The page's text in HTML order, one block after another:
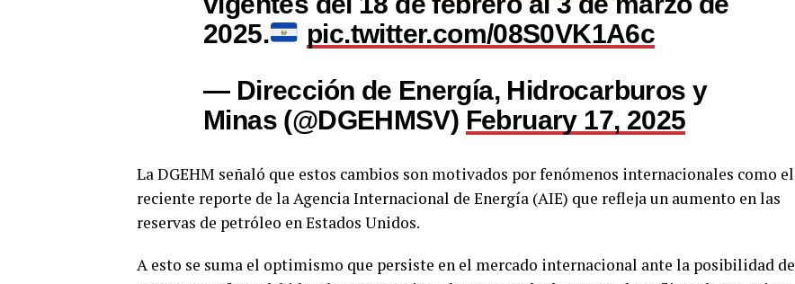
2025.
pic.twitter.com/08S0VK1A6c
— Dirección de Energía, Hidrocarburos y
Minas (@DGEHMSV) February 17, 2025
La DGEHM señaló que estos cambios son motivados por fenómenos internacionales como el
reciente reporte de la Agencia Internacional de Energía (AIE) que refleja un aumento en las
reservas de petróleo en Estados Unidos.
A esto se suma el optimismo que persiste en el mercado internacional ante la posibilidad de